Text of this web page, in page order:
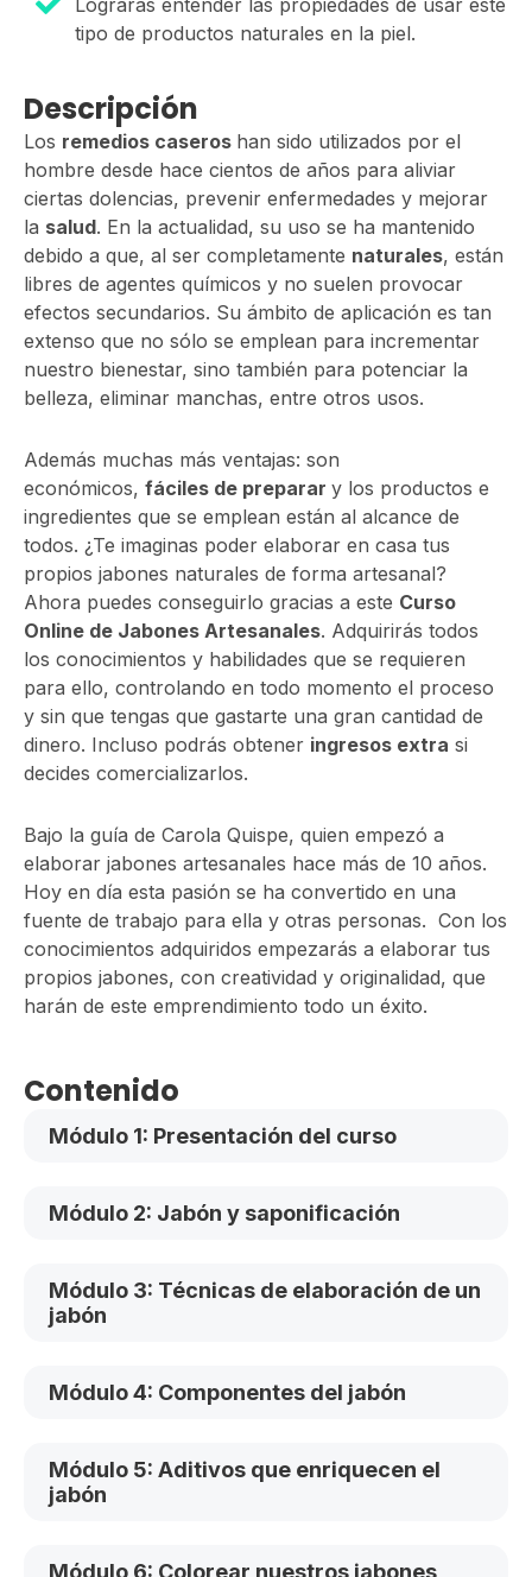
tipo de productos naturales en la piel.
Descripción
Los remedios caseros han sido utilizados por el
hombre desde hace cientos de años para aliviar
ciertas dolencias, prevenir enfermedades y mejorar
la salud. En la actualidad, su uso se ha mantenido
debido a que, al ser completamente naturales, están
libres de agentes químicos y no suelen provocar
efectos secundarios. Su ámbito de aplicación es tan
extenso que no sólo se emplean para incrementar
nuestro bienestar, sino también para potenciar la
belleza, eliminar manchas, entre otros usos.
Además muchas más ventajas: son
económicos, fáciles de preparar y los productos e
ingredientes que se emplean están al alcance de
todos. ¿Te imaginas poder elaborar en casa tus
propios jabones naturales de forma artesanal?
Ahora puedes conseguirlo gracias a este Curso
Online de Jabones Artesanales. Adquirirás todos
los conocimientos y habilidades que se requieren
para ello, controlando en todo momento el proceso
y sin que tengas que gastarte una gran cantidad de
dinero. Incluso podrás obtener ingresos extra si
decides comercializarlos.
Bajo la guía de Carola Quispe, quien empezó a
elaborar jabones artesanales hace más de 10 años.
Hoy en día esta pasión se ha convertido en una
fuente de trabajo para ella y otras personas. Con los
conocimientos adquiridos empezarás a elaborar tus
propios jabones, con creatividad y originalidad, que
harán de este emprendimiento todo un éxito.
Contenido
Módulo 1: Presentación del curso
Módulo 2: Jabón y saponificación
Módulo 3: Técnicas de elaboración de un
jabón
Módulo 4: Componentes del jabón
Módulo 5: Aditivos que enriquecen el
jabón
Módulo 6: Colorear nuestros jabones